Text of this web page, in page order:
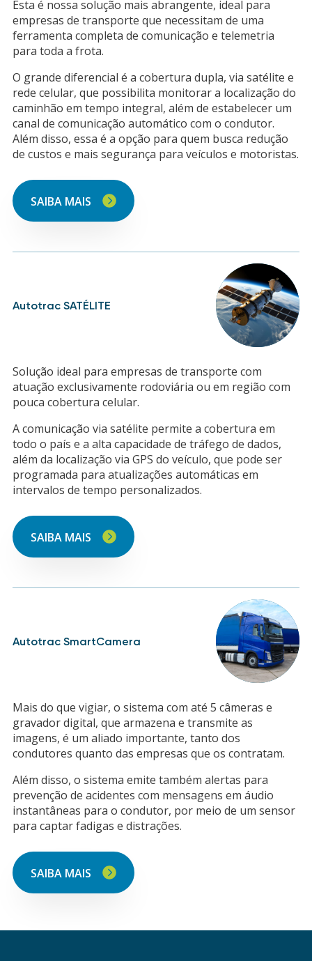
Esta é nossa solução mais abrangente, ideal para
empresas de transporte que necessitam de uma
ferramenta completa de comunicação e telemetria
para toda a frota.
O grande diferencial é a cobertura dupla, via satélite e
rede celular, que possibilita monitorar a localização do
caminhão em tempo integral, além de estabelecer um
canal de comunicação automático com o condutor.
Além disso, essa é a opção para quem busca redução
de custos e mais segurança para veículos e motoristas.
SAIBA MAIS
Autotrac SATÉLITE
Solução ideal para empresas de transporte com
atuação exclusivamente rodoviária ou em região com
pouca cobertura celular.
A comunicação via satélite permite a cobertura em
todo o país e a alta capacidade de tráfego de dados,
além da localização via GPS do veículo, que pode ser
programada para atualizações automáticas em
intervalos de tempo personalizados.
SAIBA MAIS
Autotrac SmartCamera
Mais do que vigiar, o sistema com até 5 câmeras e
gravador digital, que armazena e transmite as
imagens, é um aliado importante, tanto dos
condutores quanto das empresas que os contratam.
Além disso, o sistema emite também alertas para
prevenção de acidentes com mensagens em áudio
instantâneas para o condutor, por meio de um sensor
para captar fadigas e distrações.
SAIBA MAIS